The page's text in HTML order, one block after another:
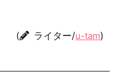
( ライター/u-tam)